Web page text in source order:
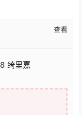
查看
绮里嘉